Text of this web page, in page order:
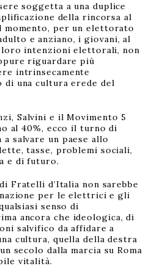
soggetta a una duplice
della rincorsa al
momento, per un elettorato
e anziano, i giovani, al
intenzioni elettorali, non
riguardare più
intrinsecamente
una cultura erede del
Salvini e il Movimento 5
al 40%, ecco il turno di
salvare un paese allo
tasse, problemi sociali,
e di futuro.
Fratelli d’Italia non sarebbe
per le elettrici e gli
senso di
ancora che ideologica, di
salvifico da affidare a
cultura, quella della destra
secolo dalla marcia su Roma
vitalità.